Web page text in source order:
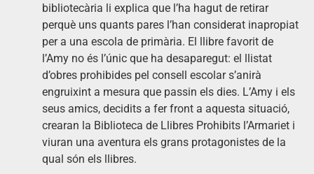
bibliotecària li explica que l’ha hagut de retirar
perquè uns quants pares l’han considerat inapropiat
per a una escola de primària. El llibre favorit de
l’Amy no és l’únic que ha desaparegut: el llistat
d’obres prohibides pel consell escolar s’anirà
engruixint a mesura que passin els dies. L’Amy i els
seus amics, decidits a fer front a aquesta situació,
crearan la Biblioteca de Llibres Prohibits l’Armariet i
viuran una aventura els grans protagonistes de la
qual són els llibres.